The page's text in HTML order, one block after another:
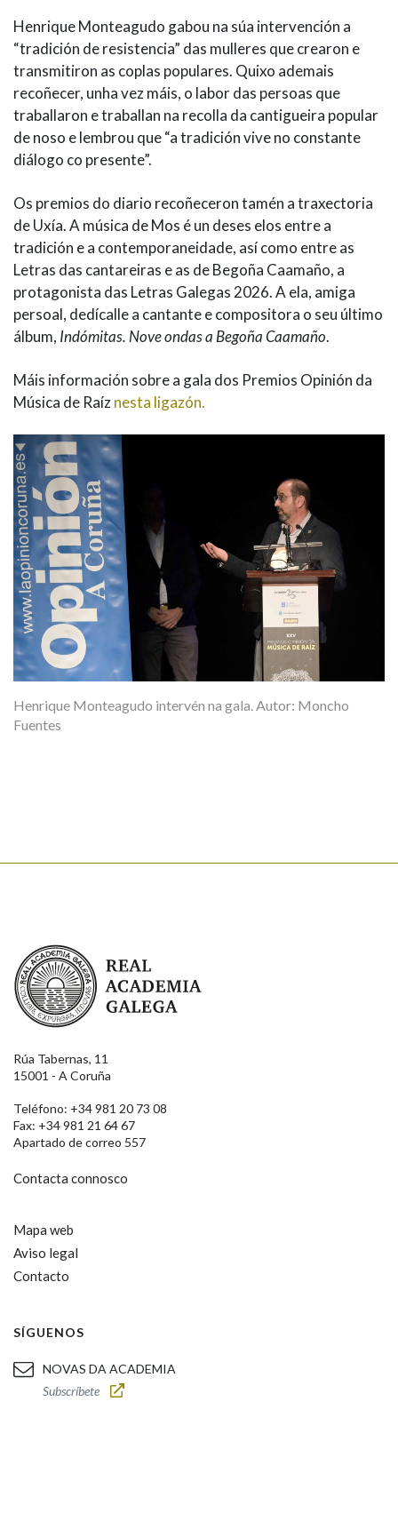
Henrique Monteagudo gabou na súa intervención a
“tradición de resistencia” das mulleres que crearon e
transmitiron as coplas populares. Quixo ademais
recoñecer, unha vez máis, o labor das persoas que
traballaron e traballan na recolla da cantigueira popular
de noso e lembrou que “a tradición vive no constante
diálogo co presente”.
Os premios do diario recoñeceron tamén a traxectoria
de Uxía. A música de Mos é un deses elos entre a
tradición e a contemporaneidade, así como entre as
Letras das cantareiras e as de Begoña Caamaño, a
protagonista das Letras Galegas 2026. A ela, amiga
persoal, dedícalle a cantante e compositora o seu último
álbum, Indómitas. Nove ondas a Begoña Caamaño.
Máis información sobre a gala dos Premios Opinión da
Música de Raíznesta ligazón.
Henrique Monteagudo intervén na gala. Autor: Moncho
Fuentes
Real Academia Galega
Rúa Tabernas, 11
15001 - A Coruña
Teléfono: +34 981 20 73 08
Fax: +34 981 21 64 67
Apartado de correo 557
Contacta connosco
Mapa web
Aviso legal
Contacto
SÍGUENOS
NOVAS DA ACADEMIA
Subscríbete